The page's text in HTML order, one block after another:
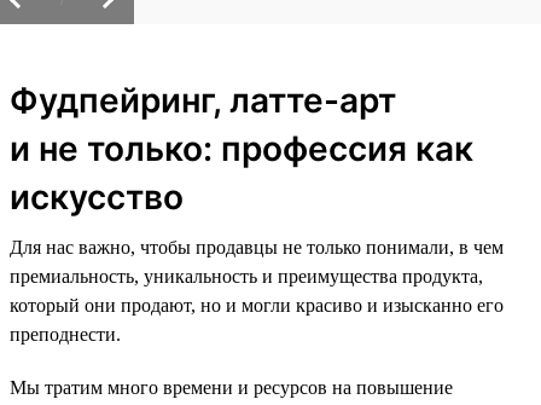
Фудпейринг, латте-арт
и не только: профессия как
искусство
Для нас важно, чтобы продавцы не только понимали, в чем
премиальность, уникальность и преимущества продукта,
который они продают, но и могли красиво и изысканно его
преподнести.
Мы тратим много времени и ресурсов на повышение